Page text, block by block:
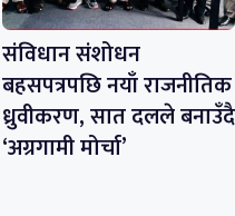
संविधान संशोधन
बहसपत्रपछि नयाँ राजनीतिक
ध्रुवीकरण, सात दलले बनाउँदै
‘अग्रगामी मोर्चा’